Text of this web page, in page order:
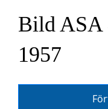
Bild ASA
1957